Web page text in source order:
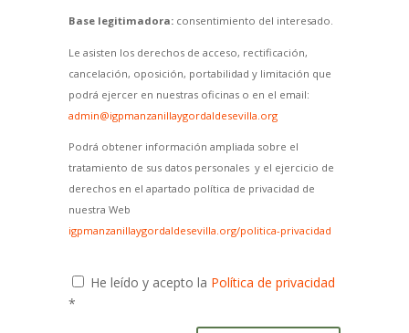
Base legitimadora:consentimiento del interesado.
Le asisten los derechos de acceso, rectificación,
cancelación, oposición, portabilidad y limitación que
podrá ejercer en nuestras oficinas o en el email:
admin@igpmanzanillaygordaldesevilla.org
Podrá obtener información ampliada sobre el
tratamiento de sus datos personales y el ejercicio de
derechos en el apartado política de privacidad de
nuestra Web
igpmanzanillaygordaldesevilla.org/politica-privacidad
He leído y acepto la Política de privacidad
*